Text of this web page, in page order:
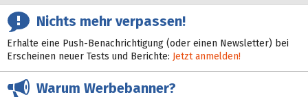
Nichts mehr verpassen!
Erhalte eine Push-Benachrichtigung (oder einen Newsletter) bei
Erscheinen neuer Tests und Berichte: Jetzt anmelden!
Warum Werbebanner?